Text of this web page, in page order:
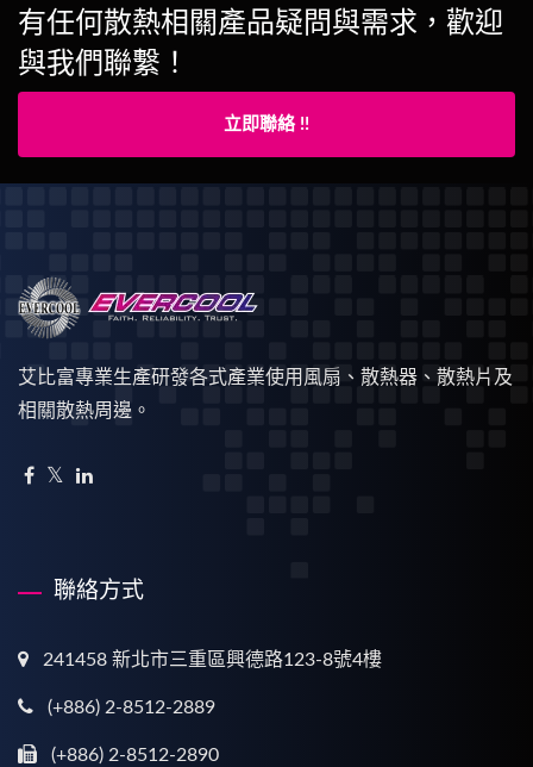
有任何散熱相關產品疑問與需求，歡迎
與我們聯繫！
立即聯絡 !!
艾比富專業生產研發各式產業使用風扇、散熱器、散熱片及
相關散熱周邊。
聯絡方式
241458 新北市三重區興德路123-8號4樓
(+886) 2-8512-2889
(+886) 2-8512-2890